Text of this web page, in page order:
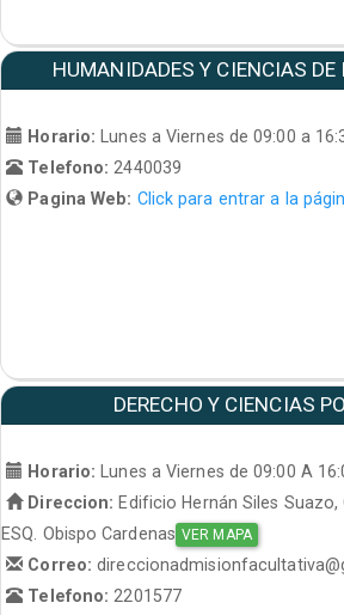
HUMANIDADES Y CIENCIAS DE
Horario: Lunes a Viernes de 09:00 a
Telefono:2440039
Pagina Web: Click para entrar a la
DERECHO Y CIENCIAS
Horario:
Lunes a Viernes de 09:00 A
Direccion: Edificio Hernán Siles Suazo,
ESQ. Obispo Cardenas VER MAPA
Correo:
Telefono: 2201577